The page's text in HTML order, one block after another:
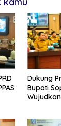
Dukung
Bupati